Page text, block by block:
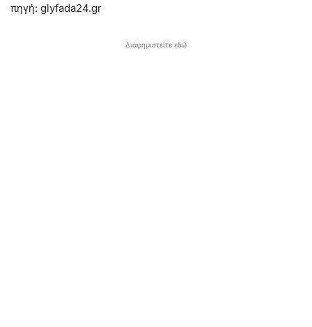
πηγή: glyfada24.gr
Διαφημιστείτε εδώ